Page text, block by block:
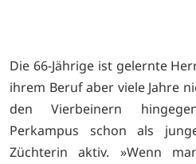
Die 66-Jährige ist gelernte
ihrem Beruf aber viele Jahre
den Vierbeinern
Perkampus schon als
Züchterin aktiv. »Wenn